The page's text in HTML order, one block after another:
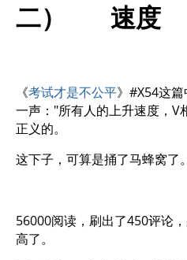
二） 速度
《考试才是不公平》#X54这
一声："所有人的上升速度，V
正义的。
这下子，可算是捅了马蜂窝了。
56000阅读，刷出了450评论
高了。